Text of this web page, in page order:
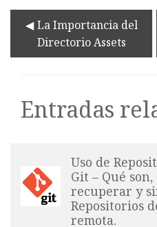
La Importancia del
Directorio Assets
Entradas
Uso de
Git – Qué
recuperar y
Repositorios
remota.